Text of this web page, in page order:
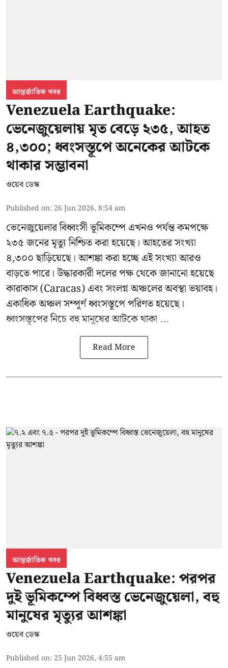
আন্তর্জাতিক খবর
Venezuela Earthquake:
ভেনেজুয়েলায় মৃত বেড়ে ২৩৫, আহত
৪,৩০০; ধ্বংসস্তূপে অনেকের আটকে
থাকার সম্ভাবনা
ওয়েব ডেস্ক
Published on: 26 Jun 2026, 8:54 am
ভেনেজুয়েলার বিধ্বংসীভূমিকম্পেএখনও পর্যন্ত কমপক্ষে
২৩৫ জনের মৃত্যু নিশ্চিত করা হয়েছে। আহতের সংখ্যা
৪,৩০০ ছাড়িয়েছে। আশঙ্কা করা হচ্ছে এই সংখ্যা আরও
বাড়তে পারে। উদ্ধারকারী দলের পক্ষ থেকে জানানো হয়েছে
কারাকাস (Caracas) এবং সংলগ্ন অঞ্চলের অবস্থা ভয়াবহ।
একাধিক অঞ্চল সম্পূর্ণ ধ্বংসস্তূপে পরিণত হয়েছে।
ধ্বংসস্তূপের নিচে বহু মানুষের আটকে থাকা ...
Read More
আন্তর্জাতিক খবর
Venezuela Earthquake: পরপর
দুই ভূমিকম্পে বিধ্বস্ত ভেনেজুয়েলা, বহু
মানুষের মৃত্যুর আশঙ্কা
ওয়েব ডেস্ক
Published on: 25 Jun 2026, 4:55 am